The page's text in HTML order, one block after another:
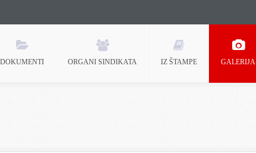
DOKUMENTI ORGANI SINDIKATA IZ ŠTAMPE GALERIJA